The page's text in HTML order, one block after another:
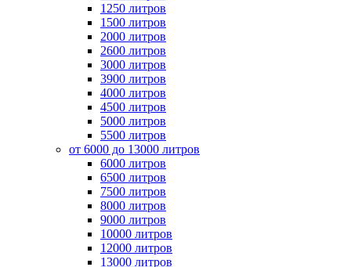
1250 литров
1500 литров
2000 литров
2600 литров
3000 литров
3900 литров
4000 литров
4500 литров
5000 литров
5500 литров
от 6000 до 13000 литров
6000 литров
6500 литров
7500 литров
8000 литров
9000 литров
10000 литров
12000 литров
13000 литров